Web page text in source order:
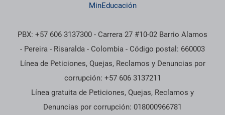
MinEducación
PBX: +57 606 3137300 - Carrera 27 #10-02 Barrio Alamos
- Pereira - Risaralda - Colombia - Código postal: 660003
Línea de Peticiones, Quejas, Reclamos y Denuncias por
corrupción: +57 606 3137211
Línea gratuita de Peticiones, Quejas, Reclamos y
Denuncias por corrupción: 018000966781